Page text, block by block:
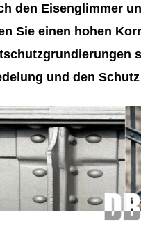
den Eisenglimmer
Sie einen hohen
und den